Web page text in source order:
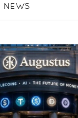
NEWS